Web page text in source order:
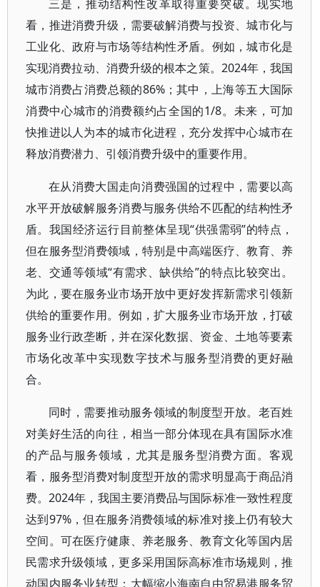
三是，推动结构性改革取得重要突破。现实地
看，推进消费升级，需要破解消费与投资、城市化与
工业化、政府与市场等结构性矛盾。例如，城市化是
实现消费拉动、消费升级的根本之策。2024年，我国
城市消费占消费总额的86%；其中，上海等五大国际
消费中心城市的消费额约占全国的1/8。未来，可加
快推进以人为本的城市化进程，充分发挥中心城市在
释放消费潜力、引领消费升级中的重要作用。
在从消费大国走向消费强国的过程中，需要以高
水平开放破解服务消费与服务供给不匹配的结构性矛
盾。我国经济运行目前整体呈现“供强需弱”的特点，
但在服务型消费领域，特别是中高端医疗、教育、养
老、交通等领域“有需求、缺供给”的特点比较突出。
为此，要在服务业市场开放中更好发挥新需求引领新
供给的重要作用。例如，扩大服务业市场开放，打破
服务业行政垄断，并在深化数据、资金、土地等要素
市场化改革中实现数字技术与服务型消费的更好融
合。
同时，需要推动服务领域的制度型开放。老百姓
对美好生活的向往，相当一部分体现在具有国际水准
的产品与服务领域，尤其是服务型消费方面。客观
看，服务型消费对制度型开放的需求明显高于商品消
费。2024年，我国主要消费品与国际标准一致性程度
达到97%，但在服务消费领域的标准对接上仍有较大
空间。可在医疗健康、养老服务、教育文化等国内居
民需求升级领域，更多采用国际高标准市场规则，推
动国内服务业转型；大幅缩小海南自由贸易港服务贸